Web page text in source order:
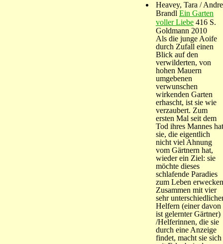
Heavey, Tara /
Brandl Ein Garten
voller Liebe 416 S.
Goldmann 2010
Als die junge Aoife
durch Zufall einen
Blick auf den
verwilderten, von
hohen Mauern
umgebenen
verwunschen
wirkenden Garten
erhascht, ist sie wie
verzaubert. Zum
ersten Mal seit dem
Tod ihres Mannes hat
sie, die eigentlich
nicht viel Ahnung
vom Gärtnern hat,
wieder ein Ziel: sie
möchte dieses
schlafende Paradies
zum Leben
Zusammen mit vier
sehr
Helfern (einer davon
ist gelernter Gärtner)
/Helferinnen, die sie
durch eine Anzeige
findet, macht sie sich